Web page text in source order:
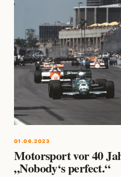
01.06.2023
Motorsport vor 40
„Nobody‘s perfect.“